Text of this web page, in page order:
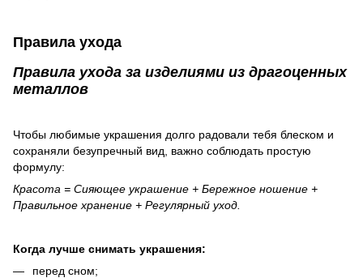
Правила ухода
Правила ухода за изделиями из драгоценных
металлов
Чтобы любимые украшения долго радовали тебя блеском и
сохраняли безупречный вид, важно соблюдать простую
формулу:
Красота = Сияющее украшение + Бережное ношение +
Правильное хранение + Регулярный уход.
Когда лучше снимать украшения:
перед сном;